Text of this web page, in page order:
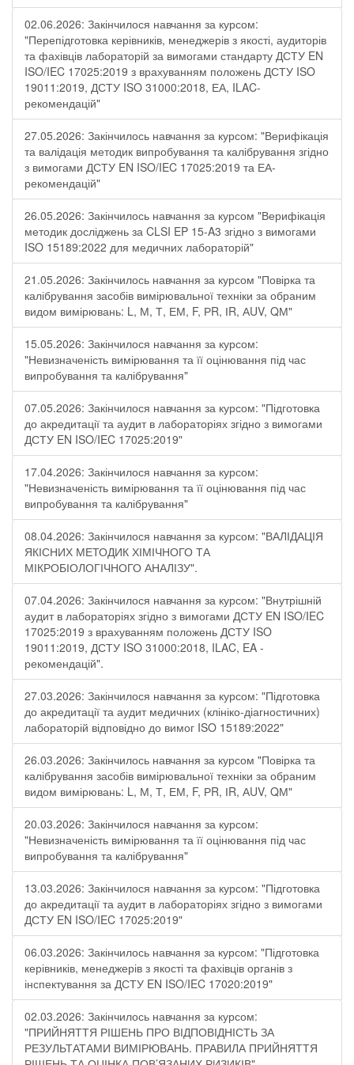
02.06.2026: Закінчилося навчання за курсом:
"Перепідготовка керівників, менеджерів з якості, аудиторів
та фахівців лабораторій за вимогами стандарту ДСТУ EN
ISO/IEC 17025:2019 з врахуванням положень ДСТУ ISO
19011:2019, ДСТУ ISO 31000:2018, ЕА, ILAC-
рекомендацій"
27.05.2026: Закінчилось навчання за курсом: "Верифікація
та валідація методик випробування та калібрування згідно
з вимогами ДСТУ EN ISO/IEC 17025:2019 та ЕА-
рекомендацій"
26.05.2026: Закінчилось навчання за курсом "Верифікація
методик досліджень за CLSI EP 15-A3 згідно з вимогами
ISO 15189:2022 для медичних лабораторій"
21.05.2026: Закінчилось навчання за курсом "Повірка та
калібрування засобів вимірювальної техніки за обраним
видом вимірювань: L, М, Т, ЕМ, F, РR, ІR, АUV, QМ"
15.05.2026: Закінчилося навчання за курсом:
"Невизначеність вимірювання та її оцінювання під час
випробування та калібрування"
07.05.2026: Закінчилося навчання за курсом: "Підготовка
до акредитації та аудит в лабораторіях згідно з вимогами
ДСТУ EN ISO/IEC 17025:2019"
17.04.2026: Закінчилося навчання за курсом:
"Невизначеність вимірювання та її оцінювання під час
випробування та калібрування"
08.04.2026: Закінчилося навчання за курсом: "ВАЛІДАЦІЯ
ЯКІСНИХ МЕТОДИК ХІМІЧНОГО ТА
МІКРОБІОЛОГІЧНОГО АНАЛІЗУ".
07.04.2026: Закінчилося навчання за курсом: "Внутрішній
аудит в лабораторіях згідно з вимогами ДСТУ EN ISO/IEC
17025:2019 з врахуванням положень ДСТУ ISO
19011:2019, ДСТУ ISO 31000:2018, ILAC, EA -
рекомендацій".
27.03.2026: Закінчилося навчання за курсом: "Підготовка
до акредитації та аудит медичних (клініко-діагностичних)
лабораторій відповідно до вимог ISO 15189:2022"
26.03.2026: Закінчилось навчання за курсом "Повірка та
калібрування засобів вимірювальної техніки за обраним
видом вимірювань: L, М, Т, ЕМ, F, РR, ІR, АUV, QМ"
20.03.2026: Закінчилося навчання за курсом:
"Невизначеність вимірювання та її оцінювання під час
випробування та калібрування"
13.03.2026: Закінчилося навчання за курсом: "Підготовка
до акредитації та аудит в лабораторіях згідно з вимогами
ДСТУ EN ISO/IEC 17025:2019"
06.03.2026: Закінчилось навчання за курсом: "Підготовка
керівників, менеджерів з якості та фахівців органів з
інспектування за ДСТУ EN ISO/IEC 17020:2019"
02.03.2026: Закінчилось навчання за курсом:
"ПРИЙНЯТТЯ РІШЕНЬ ПРО ВІДПОВІДНІСТЬ ЗА
РЕЗУЛЬТАТАМИ ВИМІРЮВАНЬ. ПРАВИЛА ПРИЙНЯТТЯ